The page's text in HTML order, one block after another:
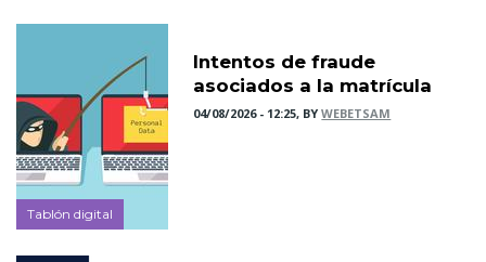
Tablón digital
Intentos de fraude
asociados a la matrícula
04/08/2026 - 12:25, BYWEBETSAM